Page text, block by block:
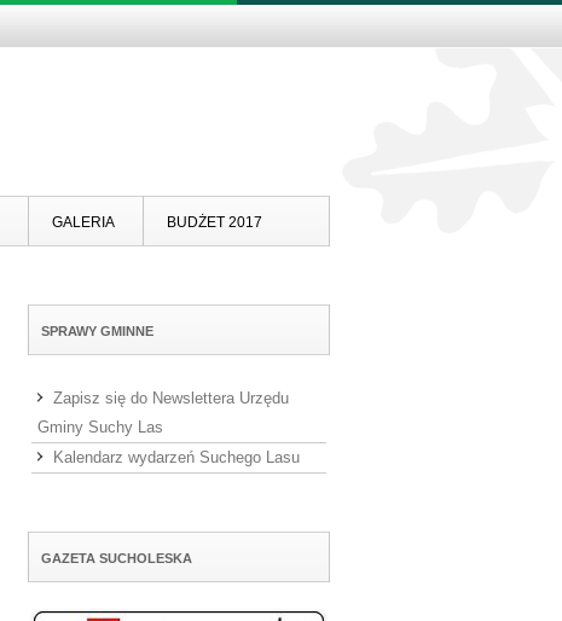
GALERIA BUDŻET 2017
SPRAWY GMINNE
Zapisz się do Newslettera Urzędu
Gminy Suchy Las
Kalendarz wydarzeń Suchego Lasu
GAZETA SUCHOLESKA